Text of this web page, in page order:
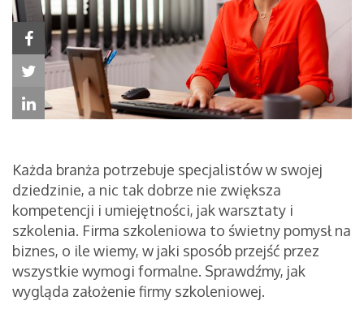
Każda branża potrzebuje specjalistów w swojej
dziedzinie, a nic tak dobrze nie zwiększa
kompetencji i umiejętności, jak warsztaty i
szkolenia. Firma szkoleniowa to świetny pomysł na
biznes, o ile wiemy, w jaki sposób przejść przez
wszystkie wymogi formalne. Sprawdźmy, jak
wygląda założenie firmy szkoleniowej.